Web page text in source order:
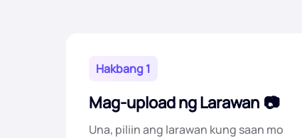
Hakbang 1
Mag-upload ng Larawan
Una, piliin ang larawan kung saan mo